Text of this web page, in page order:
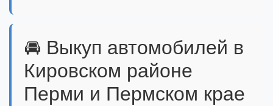
🚘 Выкуп автомобилей в
Кировском районе
Перми и Пермском крае